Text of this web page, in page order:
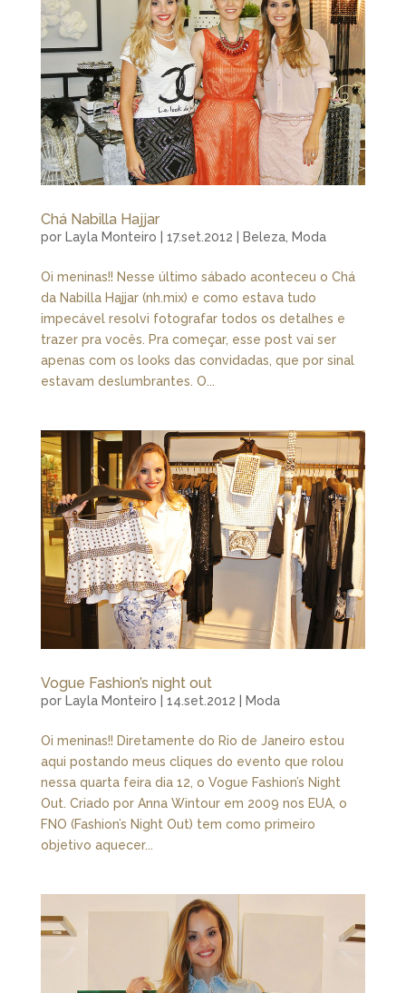
Chá Nabilla Hajjar
por Layla Monteiro 17.set.2012 Beleza, Moda
Oi meninas!! Nesse último sábado aconteceu o Chá
da Nabilla Hajjar (nh.mix) e como estava tudo
impecável resolvi fotografar todos os detalhes e
trazer pra vocês. Pra começar, esse post vai ser
apenas com os looks das convidadas, que por sinal
estavam deslumbrantes. O...
Vogue Fashion’s night out
por Layla Monteiro 14.set.2012 Moda
Oi meninas!! Diretamente do Rio de Janeiro estou
aqui postando meus cliques do evento que rolou
nessa quarta feira dia 12, o Vogue Fashion’s Night
Out. Criado por Anna Wintour em 2009 nos EUA, o
FNO (Fashion’s Night Out) tem como primeiro
objetivo aquecer...